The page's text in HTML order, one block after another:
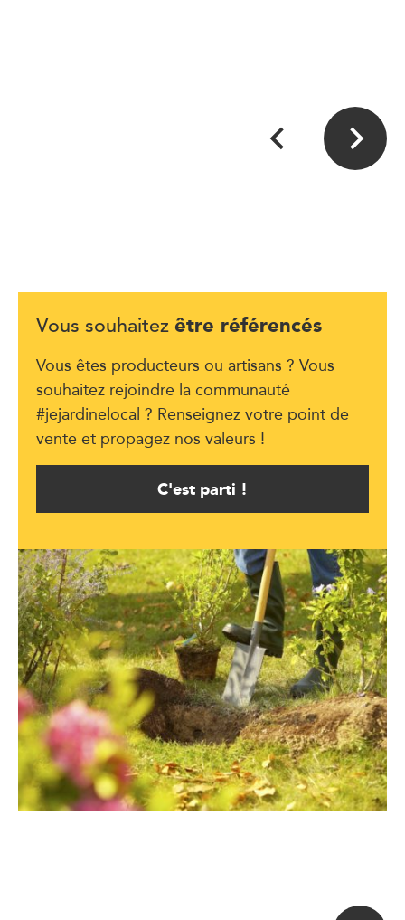
Vous souhaitez être référencés
Vous êtes producteurs ou artisans ? Vous
souhaitez rejoindre la communauté
#jejardinelocal ? Renseignez votre point de
vente et propagez nos valeurs !
C'est parti !